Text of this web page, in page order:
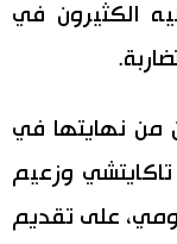
الكثيرون في
من نهايتها في
وزعيم
على تقديم